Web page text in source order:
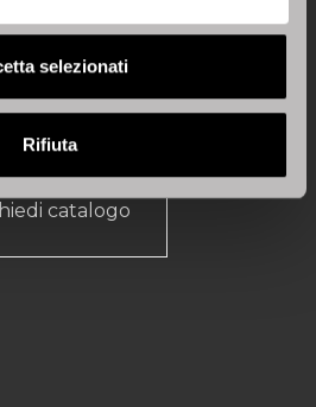
selezionati
Rifiuta
un’esperienza
catalogo